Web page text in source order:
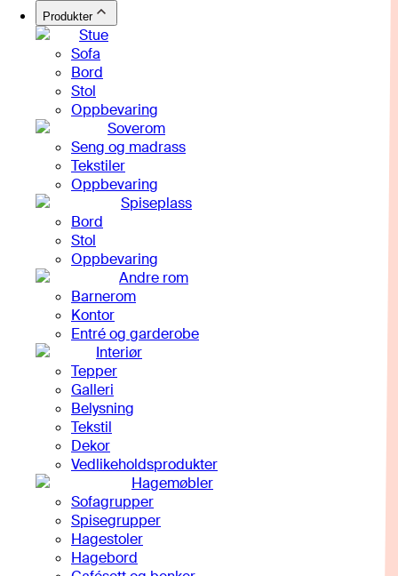
Produkter
Stue
Sofa
Bord
Stol
Oppbevaring
Soverom
Seng og madrass
Tekstiler
Oppbevaring
Spiseplass
Bord
Stol
Oppbevaring
Andre rom
Barnerom
Kontor
Entré og garderobe
Interiør
Tepper
Galleri
Belysning
Tekstil
Dekor
Vedlikeholdsprodukter
Hagemøbler
Sofagrupper
Spisegrupper
Hagestoler
Hagebord